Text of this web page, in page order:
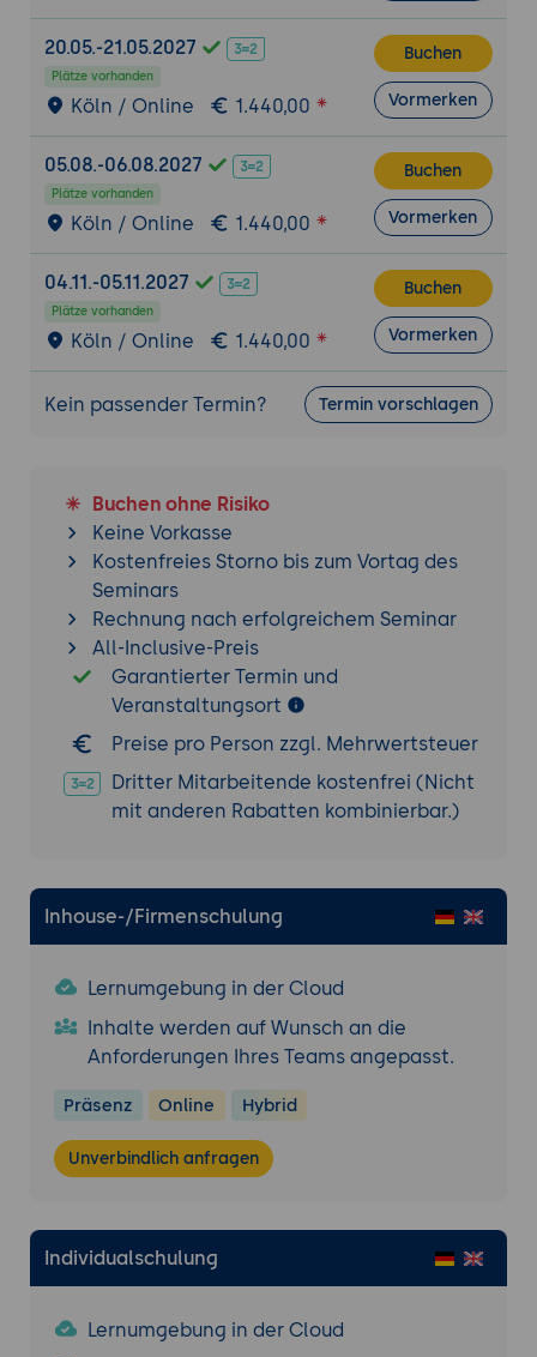
Tooling & Ökosystem
Neuerungen in Visual Studio 2025:
IntelliCode AI, Hot Reload, Templates
CLI-Verbesserungen, neue Analyzer &
Source Generators
Telemetrie, Diagnostik und Debugging in
.NET 10
Unterstützung für große Projekte &
bessere IDE-Performance
20.05.-21.05.2027
Plätze vorhanden
Köln / Online 1.440,00
Buchen
Vormerken
05.08.-06.08.2027
Plätze vorhanden
Köln / Online 1.440,00
Buchen
Vormerken
04.11.-05.11.2027
Plätze vorhanden
Köln / Online 1.440,00
Buchen
Vormerken
Kein passender Termin? Termin vorschlagen
Buchen ohne Risiko
Keine Vorkasse
Kostenfreies Storno bis zum Vortag des
Seminars
Rechnung nach erfolgreichem Seminar
All-Inclusive-Preis
Garantierter Termin und
Veranstaltungsort
Preise pro Person zzgl. Mehrwertsteuer
Dritter Mitarbeitende kostenfrei (Nicht
mit anderen Rabatten kombinierbar.)
Inhouse-/Firmenschulung
Lernumgebung in der Cloud
Inhalte werden auf Wunsch an die
Anforderungen Ihres Teams angepasst.
Präsenz Online Hybrid
Unverbindlich anfragen
Individualschulung
Lernumgebung in der Cloud